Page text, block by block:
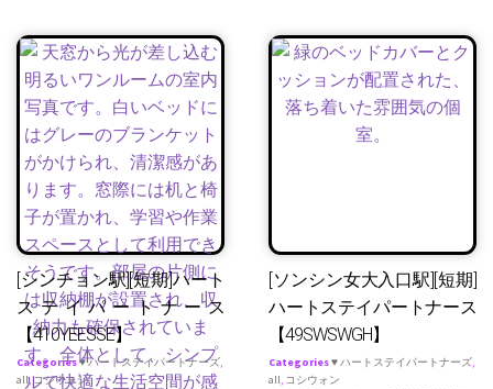
[シンチョン駅][短期]ハート
ステイパートナース
【410YEESSE】
Categories♥ ハートステイパートナーズ,
all,コシウォン
[ソンシン女大入口駅][短期]
ハートステイパートナース
【49SWSWGH】
Categories♥ ハートステイパートナーズ,
all, コシウォン